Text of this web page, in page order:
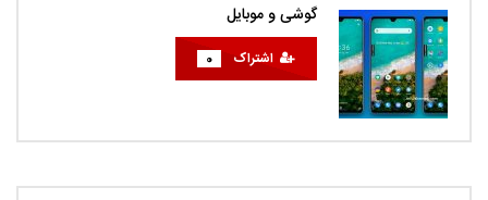
گوشی و موبایل
اشتراک 0